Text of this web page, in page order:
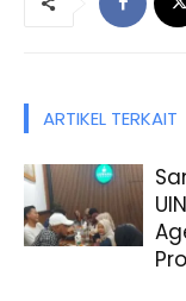
ARTIKEL TERKAIT